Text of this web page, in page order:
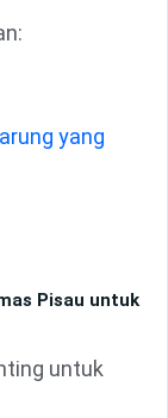
yang
Pisau untuk
untuk